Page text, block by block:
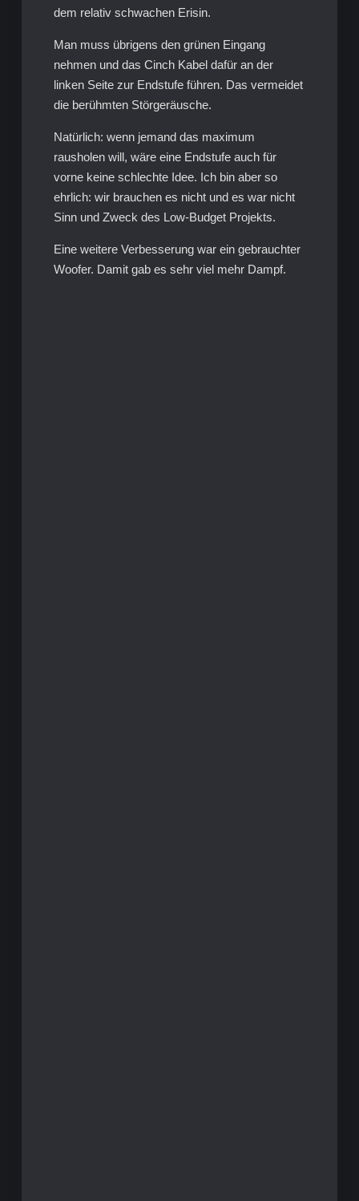
dem relativ schwachen Erisin.
Man muss übrigens den grünen Eingang
nehmen und das Cinch Kabel dafür an der
linken Seite zur Endstufe führen. Das vermeidet
die berühmten Störgeräusche.
Natürlich: wenn jemand das maximum
rausholen will, wäre eine Endstufe auch für
vorne keine schlechte Idee. Ich bin aber so
ehrlich: wir brauchen es nicht und es war nicht
Sinn und Zweck des Low-Budget Projekts.
Eine weitere Verbesserung war ein gebrauchter
Woofer. Damit gab es sehr viel mehr Dampf.